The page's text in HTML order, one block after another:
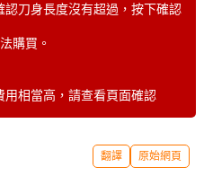
刀身長度沒有超過，按下確認
購買。
相當高，請查看頁面確認
翻譯 原始網頁